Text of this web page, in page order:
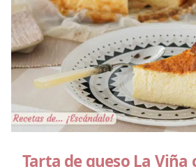
Tarta de queso La Viña